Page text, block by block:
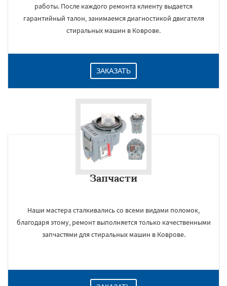
работы. После каждого ремонта клиенту выдается
гарантийный талон, занимаемся диагностикой двигателя
стиральных машин в Коврове.
ЗАКАЗАТЬ
Запчасти
Наши мастера сталкивались со всеми видами поломок,
благодаря этому, ремонт выполняется только качественными
запчастями для стиральных машин в Коврове.